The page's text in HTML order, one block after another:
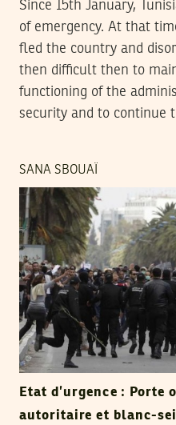
Since 15th January,
of emergency. At that
fled the country and
then difficult then to
functioning of the
security and to continue
SANA SBOUAÏ
Etat d’urgence : Porte
autoritaire et blanc-